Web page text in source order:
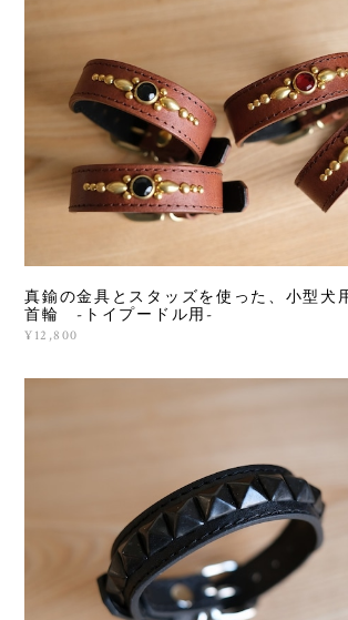
真鍮の金具とスタッズを使った、小型犬
首輪 -トイプードル用-
¥12,800